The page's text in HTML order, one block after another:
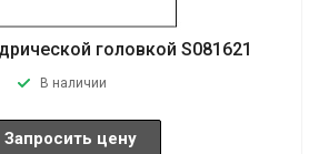
головкой S081621
В наличии
Запросить цену